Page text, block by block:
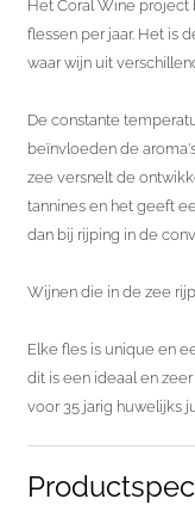
Het Coral Wine project
flessen per jaar. Het is
waar wijn uit
De constante
beïnvloeden de
zee versnelt de
tannines en het geeft
dan bij rijping in de
Wijnen die in de zee
Elke fles is unique en
dit is een ideaal en
voor 35 jarig huwelijks